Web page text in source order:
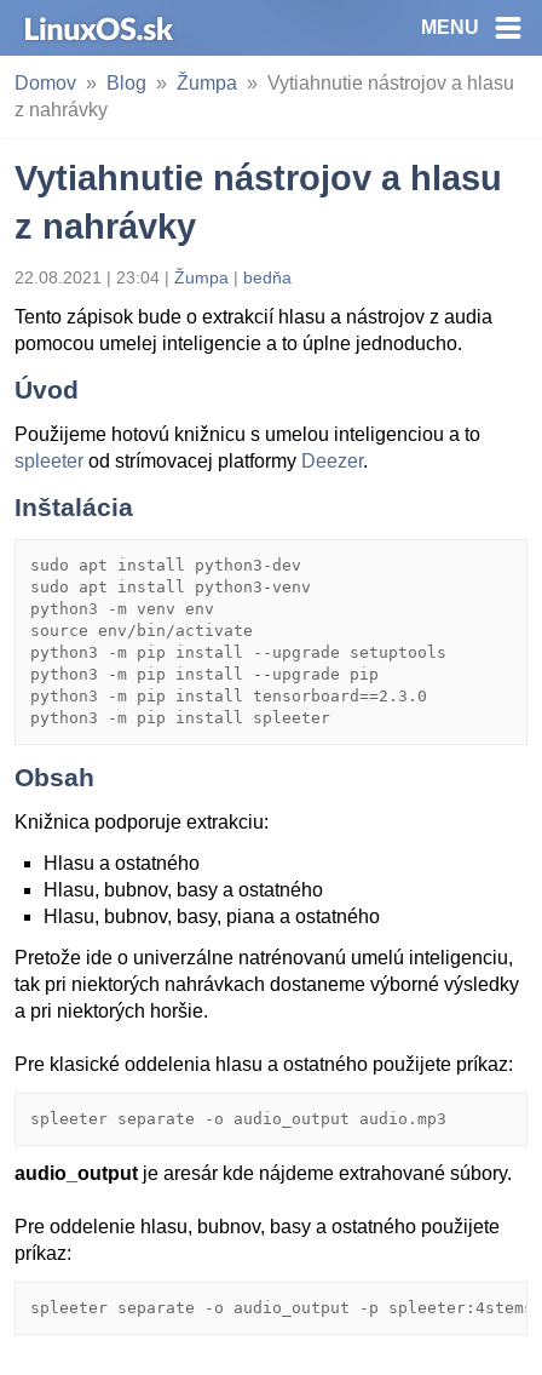
MENU
Domov Blog Žumpa
Vytiahnutie nástrojov a hlasu
z nahrávky
Vytiahnutie nástrojov a hlasu
z nahrávky
22.08.2021 | 23:04 | Žumpa | bedňa
Tento zápisok bude o extrakcií hlasu a nástrojov z audia
pomocou umelej inteligencie a to úplne jednoducho.
Úvod
Použijeme hotovú knižnicu s umelou inteligenciou a to
spleeter od strímovacej platformy Deezer.
Inštalácia
sudo apt install python3-dev
sudo apt install python3-venv
python3 -m venv env
source env/bin/activate
python3 -m pip install --upgrade setuptools
python3 -m pip install --upgrade pip
python3 -m pip install tensorboard==2.3.0
python3 -m pip install spleeter
Obsah
Knižnica podporuje extrakciu:
Hlasu a ostatného
Hlasu, bubnov, basy a ostatného
Hlasu, bubnov, basy, piana a ostatného
Pretože ide o univerzálne natrénovanú umelú inteligenciu,
tak pri niektorých nahrávkach dostaneme výborné výsledky
a pri niektorých horšie.
Pre klasické oddelenia hlasu a ostatného použijete príkaz:
spleeter separate -o audio_output audio.mp3
audio_output je aresár kde nájdeme extrahované súbory.
Pre oddelenie hlasu, bubnov, basy a ostatného použijete
príkaz:
spleeter separate -o audio_output -p spleeter:4stems